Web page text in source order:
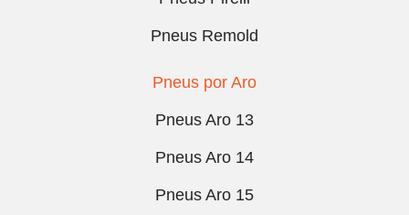
Pneus Remold
Pneus por Aro
Pneus Aro 13
Pneus Aro 14
Pneus Aro 15